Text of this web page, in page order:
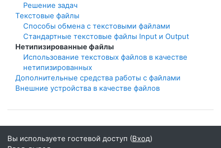
Решение задач
Тeкстовые файлы
Способы обмена с текстовыми файлами
Стандартные текстовые файлы Input и Output
Нетипизированные файлы
Использование текстовых файлов в качестве
нетипизированных
Дополнительные средства работы с файлами
Внешние устройства в качестве файлов
Вы используете гостевой доступ (Вход)